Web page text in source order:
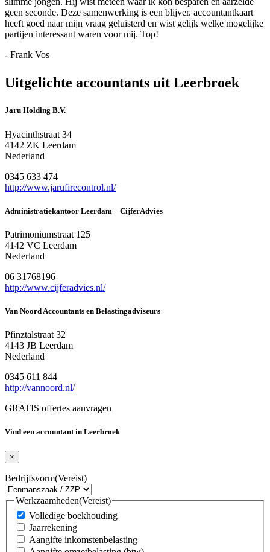
geen seconde. Deze samenwerking is een blijver. accountantkaart
heeft goed naar mijn vraag geluisterd en wist gelijk welke mogelijke
partijen interessant waren voor mij. Top!
- Frank Vos
Uitgelichte accountants uit Leerbroek
Jaru Holding B.V.
Hyacinthstraat 34
4142 ZK Leerdam
Nederland
0345 633 474
http://www.jarufirecontrol.nl/
Administratiekantoor Leerdam – CijferAdvies
Patrimoniumstraat 125
4142 VC Leerdam
Nederland
06 31768196
http://www.cijferadvies.nl/
Van Noord Accountants en Belastingadviseurs
Pfinztalstraat 32
4143 JB Leerdam
Nederland
0345 611 844
http://vannoord.nl/
GRATIS offertes aanvragen
Vind een accountant in Leerbroek
×
Bedrijfsvorm(Vereist)
Werkzaamheden(Vereist)
Volledige boekhouding
Jaarrekening
Aangifte inkomstenbelasting